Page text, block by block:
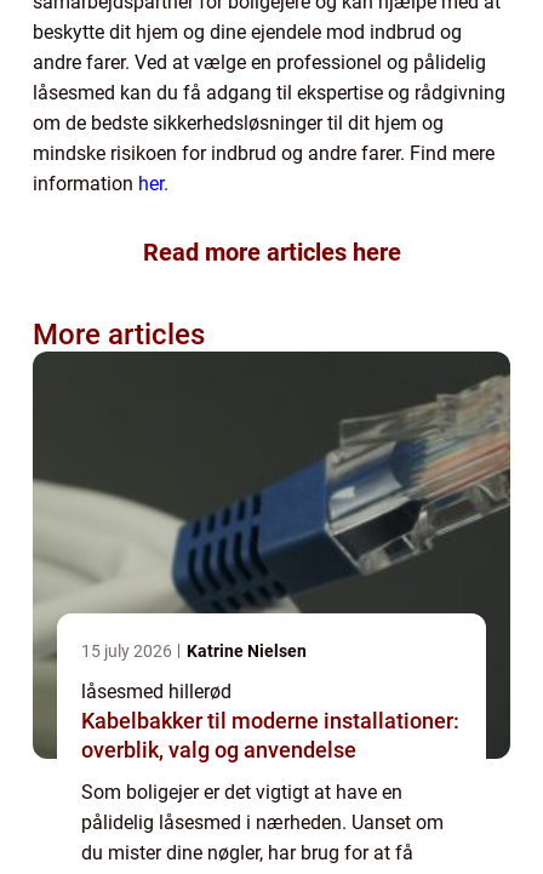
beskytte dit hjem og dine ejendele mod indbrud og
andre farer. Ved at vælge en professionel og pålidelig
låsesmed kan du få adgang til ekspertise og rådgivning
om de bedste sikkerhedsløsninger til dit hjem og
mindske risikoen for indbrud og andre farer. Find mere
information her.
Read more articles here
More articles
15 july 2026 Katrine Nielsen
låsesmed hillerød
Kabelbakker til moderne installationer:
overblik, valg og anvendelse
Som boligejer er det vigtigt at have en
pålidelig låsesmed i nærheden. Uanset om
du mister dine nøgler, har brug for at få